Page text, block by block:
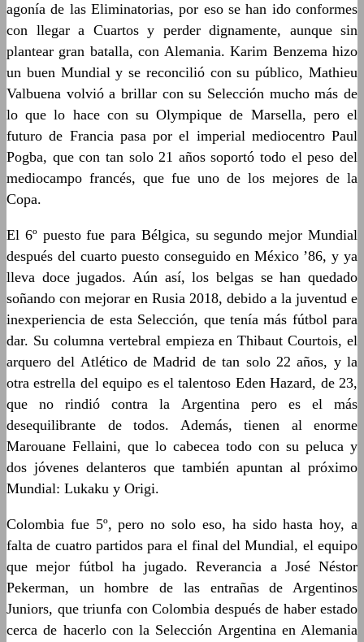
agonía de las Eliminatorias, por eso se han ido conformes
con llegar a Cuartos y perder dignamente, aunque sin
plantear gran batalla, con Alemania. Karim Benzema hizo
un buen Mundial y se reconcilió con su público, Mathieu
Valbuena volvió a brillar con su Selección mucho más de
lo que lo hace con su Olympique de Marsella, pero el
futuro de Francia pasa por el imperial mediocentro Paul
Pogba, que con tan solo 21 años soportó todo el peso del
mediocampo francés, que fue uno de los mejores de la
Copa.
El 6º puesto fue para Bélgica, su segundo mejor Mundial
después del cuarto puesto conseguido en México ’86, y ya
lleva doce jugados. Aún así, los belgas se han quedado
soñando con mejorar en Rusia 2018, debido a la juventud e
inexperiencia de esta Selección, que tenía más fútbol para
dar. Su columna vertebral empieza en Thibaut Courtois, el
arquero del Atlético de Madrid de tan solo 22 años, y la
otra estrella del equipo es el talentoso Eden Hazard, de 23,
que no rindió contra la Argentina pero es el más
desequilibrante de todos. Además, tienen al enorme
Marouane Fellaini, que lo cabecea todo con su peluca y
dos jóvenes delanteros que también apuntan al próximo
Mundial: Lukaku y Origi.
Colombia fue 5º, pero no solo eso, ha sido hasta hoy, a
falta de cuatro partidos para el final del Mundial, el equipo
que mejor fútbol ha jugado. Reverancia a José Néstor
Pekerman, un hombre de las entrañas de Argentinos
Juniors, que triunfa con Colombia después de haber estado
cerca de hacerlo con la Selección Argentina en Alemania